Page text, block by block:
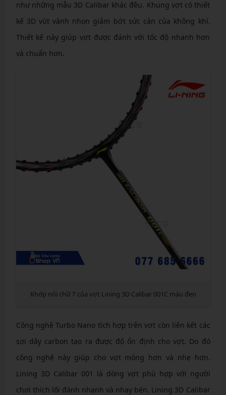
như những mẫu 3D Calibar khác đều. Khung vợt có thiết
kế 3D vút vành nhọn giảm bớt sức cản của không khí.
Thiết kế này giúp vợt được đánh với tốc độ nhanh hơn
và chuẩn hơn.
Khớp nối chữ T của vợt Lining 3D Calibar 001C màu đen
Công nghệ Turbo Nano tích hợp trên vợt còn liên kết các
sợi dây carbon tạo ra được độ ổn định cho vợt. Do đó
công nghệ này giúp cho vợt mỏng hơn và nhẹ hơn.
Lining 3D Calibar 001 là dòng vợt phù hợp với người
chơi thích lối đánh nhanh và nhạy bén. Lining 3D Calibar